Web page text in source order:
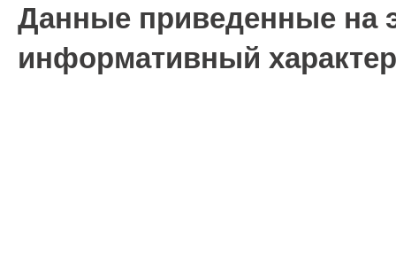
Данные приведенные на
информативный